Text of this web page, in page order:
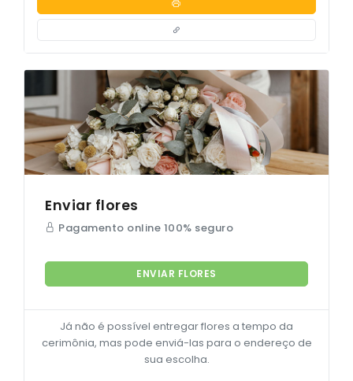
Enviar flores
Pagamento online 100% seguro
ENVIAR FLORES
Já não é possível entregar flores a tempo da
cerimônia, mas pode enviá-las para o endereço de
sua escolha.